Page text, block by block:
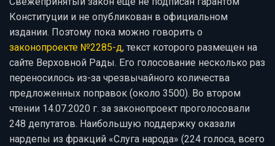
Конституции и не опубликован в официальном
издании. Поэтому пока можно говорить о
законопроекте №2285-д, текст которого размещен на
сайте Верховной Рады. Его голосование несколько раз
переносилось из-за чрезвычайного количества
предложенных поправок (около 3500). Во втором
чтении 14.07.2020 г. за законопроект проголосовали
248 депутатов. Наибольшую поддержку оказали
нардепы из фракций «Слуга народа» (224 голоса, всего